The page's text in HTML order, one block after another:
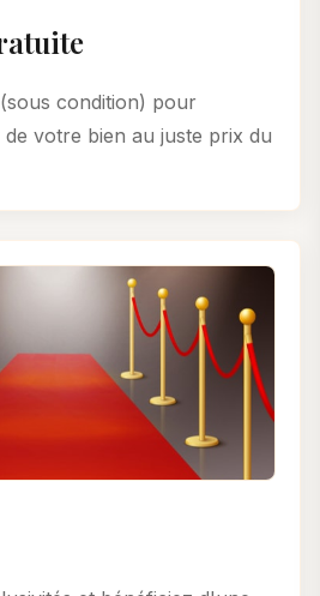
condition) pour
votre bien au juste prix du